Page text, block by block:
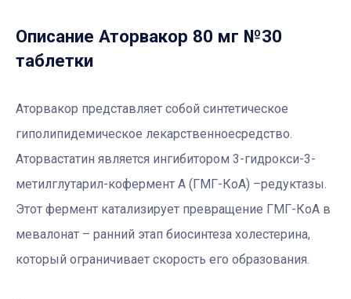
Описание Аторвакор 80 мг №30
таблетки
Аторвакор представляет собой синтетическое
гиполипидемическое лекарственноесредство.
Аторвастатин является ингибитором 3-гидрокси-3-
метилглутарил-кофермент A (ГМГ-КоА) –редуктазы.
Этот фермент катализирует превращение ГМГ-КоА в
мевалонат – ранний этап биосинтеза холестерина,
который ограничивает скорость его образования.